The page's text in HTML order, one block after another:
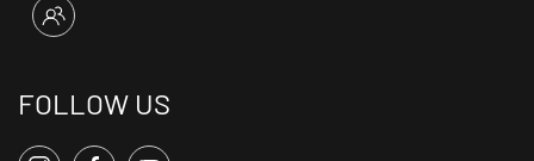
FOLLOW US